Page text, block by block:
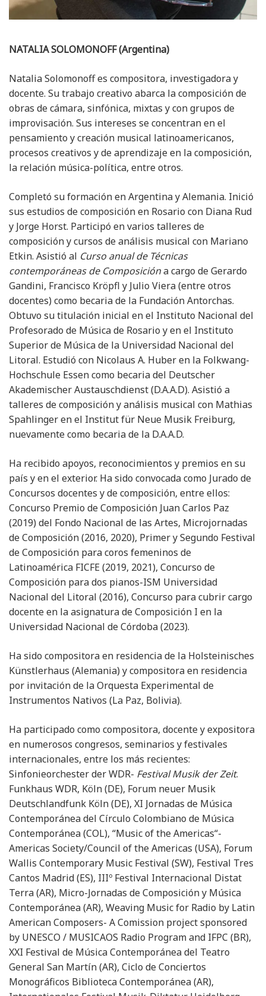
NATALIA SOLOMONOFF (Argentina)
Natalia Solomonoff es compositora, investigadora y
docente. Su trabajo creativo abarca la composición de
obras de cámara, sinfónica, mixtas y con grupos de
improvisación. Sus intereses se concentran en el
pensamiento y creación musical latinoamericanos,
procesos creativos y de aprendizaje en la composición,
la relación música-política, entre otros.
​Completó su formación en Argentina y Alemania. Inició
sus estudios de composición en Rosario con Diana Rud
y Jorge Horst. Participó en varios talleres de
composición y cursos de análisis musical con Mariano
Etkin. Asistió al Curso anual de Técnicas
contemporáneas de Composicióna cargo de Gerardo
Gandini, Francisco Kröpfl y Julio Viera (entre otros
docentes) como becaria de la Fundación Antorchas.
Obtuvo su titulación inicial en el Instituto Nacional del
Profesorado de Música de Rosario y en el Instituto
Superior de Música de la Universidad Nacional del
Litoral. Estudió con Nicolaus A. Huber en la Folkwang-
Hochschule Essen como becaria del Deutscher
Akademischer Austauschdienst (D.A.A.D). Asistió a
talleres de composición y análisis musical con Mathias
Spahlinger en el Institut für Neue Musik Freiburg,
nuevamente como becaria de la D.A.A.D.
Ha recibido apoyos, reconocimientos y premios en su
país y en el exterior. Ha sido convocada como Jurado de
Concursos docentes y de composición, entre ellos:
Concurso Premio de Composición Juan Carlos Paz
(2019) del Fondo Nacional de las Artes, Microjornadas
de Composición (2016, 2020), Primer y Segundo Festival
de Composición para coros femeninos de
Latinoamérica FICFE (2019, 2021), Concurso de
Composición para dos pianos-ISM Universidad
Nacional del Litoral (2016), Concurso para cubrir cargo
docente en la asignatura de Composición I en la
Universidad Nacional de Córdoba (2023).
Ha sido compositora en residencia de la Holsteinisches
Künstlerhaus (Alemania) y compositora en residencia
por invitación de la Orquesta Experimental de
Instrumentos Nativos (La Paz, Bolivia).
Ha participado como compositora, docente y expositora
en numerosos congresos, seminarios y festivales
internacionales, entre los más recientes:
Sinfonieorchester der WDR- Festival Musik der Zeit.
Funkhaus WDR, Köln (DE), Forum neuer Musik
Deutschlandfunk Köln (DE), XI Jornadas de Música
Contemporánea del Círculo Colombiano de Música
Contemporánea (COL), “Music of the Americas“-
Americas Society/Council of the Americas (USA), Forum
Wallis Contemporary Music Festival (SW), Festival Tres
Cantos Madrid (ES), IIIº Festival Internacional Distat
Terra (AR), Micro-Jornadas de Composición y Música
Contemporánea (AR), Weaving Music for Radio by Latin
American Composers- A Comission project sponsored
by UNESCO / MUSICAOS Radio Program and IFPC (BR),
XXI Festival de Música Contemporánea del Teatro
General San Martín (AR), Ciclo de Conciertos
Monográficos Biblioteca Contemporánea (AR),